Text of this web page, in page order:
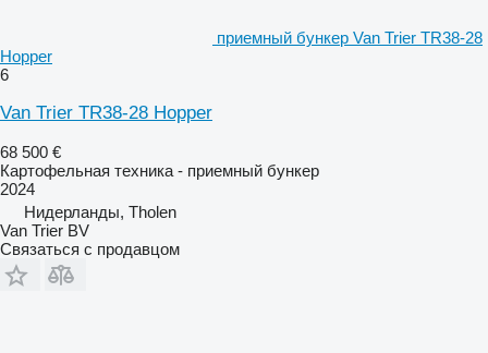
приемный бункер Van Trier TR38-28
Hopper
6
Van Trier TR38-28 Hopper
68 500 €
Картофельная техника - приемный бункер
2024
Нидерланды, Tholen
Van Trier BV
Связаться с продавцом